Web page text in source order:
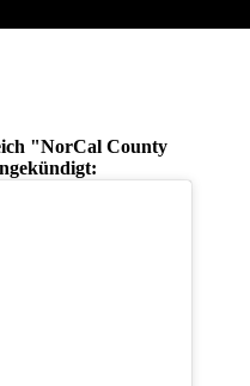
"NorCal County